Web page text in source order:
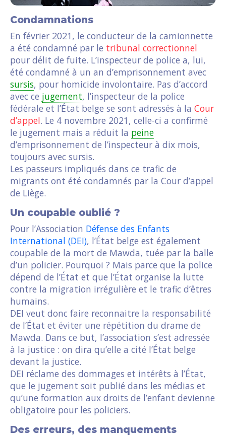
Condamnations
En février 2021, le conducteur de la camionnette
a été condamné par le tribunal correctionnel
pour délit de fuite. L’inspecteur de police a, lui,
été condamné à un an d’emprisonnement avec
sursis, pour homicide involontaire. Pas d’accord
avec ce jugement, l’inspecteur de la police
fédérale et l’État belge se sont adressés à la Cour
d’appel. Le 4 novembre 2021, celle-ci a confirmé
le jugement mais a réduit la peine
d’emprisonnement de l’inspecteur à dix mois,
toujours avec sursis.
Les passeurs impliqués dans ce trafic de
migrants ont été condamnés par la Cour d’appel
de Liège.
Un coupable oublié ?
Pour l’Association Défense des Enfants
International (DEI), l’État belge est également
coupable de la mort de Mawda, tuée par la balle
d’un policier. Pourquoi ? Mais parce que la police
dépend de l’État et que l’État organise la lutte
contre la migration irrégulière et le trafic d’êtres
humains.
DEI veut donc faire reconnaitre la responsabilité
de l’État et éviter une répétition du drame de
Mawda. Dans ce but, l’association s’est adressée
à la justice : on dira qu’elle a cité l’État belge
devant la justice.
DEI réclame des dommages et intérêts à l’État,
que le jugement soit publié dans les médias et
qu’une formation aux droits de l’enfant devienne
obligatoire pour les policiers.
Des erreurs, des manquements